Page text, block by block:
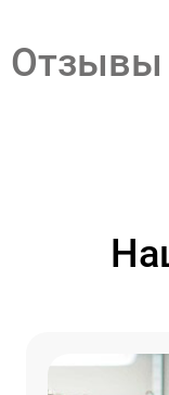
Отзывы